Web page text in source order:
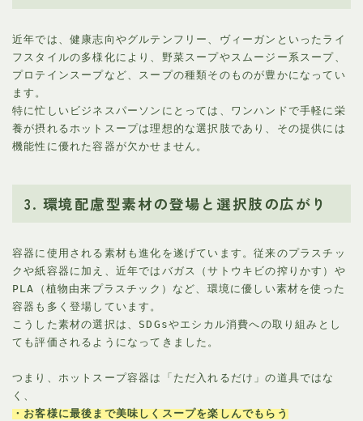
近年では、健康志向やグルテンフリー、ヴィーガンといったライ
フスタイルの多様化により、野菜スープやスムージー系スープ、
プロテインスープなど、スープの種類そのものが豊かになってい
ます。
特に忙しいビジネスパーソンにとっては、ワンハンドで手軽に栄
養が摂れるホットスープは理想的な選択肢であり、その提供には
機能性に優れた容器が欠かせません。
3. 環境配慮型素材の登場と選択肢の広がり
容器に使用される素材も進化を遂げています。従来のプラスチッ
クや紙容器に加え、近年ではバガス（サトウキビの搾りかす）や
PLA（植物由来プラスチック）など、環境に優しい素材を使った
容器も多く登場しています。
こうした素材の選択は、SDGsやエシカル消費への取り組みとし
ても評価されるようになってきました。
つまり、ホットスープ容器は「ただ入れるだけ」の道具ではな
く、
・お客様に最後まで美味しくスープを楽しんでもらう